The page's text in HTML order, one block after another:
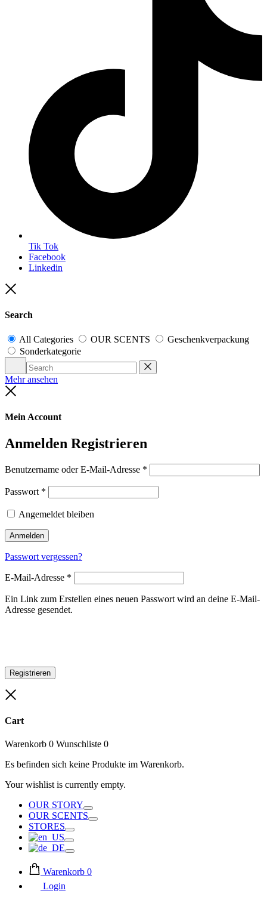
Tik Tok
Facebook
Linkedin
Search
All Categories OUR SCENTS
Geschenkverpackung
Sonderkategorie
Search Reset
Mehr ansehen
Mein Account
Anmelden Registrieren
Benutzername oder E-Mail-Adresse *
Passwort *
Angemeldet bleiben
Anmelden
Passwort vergessen?
E-Mail-Adresse *
Ein Link zum Erstellen eines neuen Passwort wird an deine E-Mail-
Adresse gesendet.
Registrieren
Cart
Warenkorb 0 Wunschliste 0
Es befinden sich keine Produkte im Warenkorb.
Your wishlist is currently empty.
OUR STORY
Toggle
OUR SCENTS
Toggle
STORES
Toggle
Toggle
Toggle
Warenkorb 0
Login